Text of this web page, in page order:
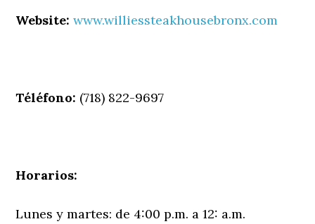
Website: www.williessteakhousebronx.com
Téléfono: (718) 822-9697
Horarios:
Lunes y martes: de 4:00 p.m. a 12: a.m.